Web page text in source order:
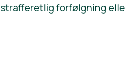
strafferetlig forfølgning